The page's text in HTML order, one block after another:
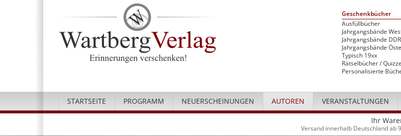
Geschenkbücher
Ausfüllbücher
Jahrgangsbände
Jahrgangsbände DDR
Jahrgangsbände
Typisch 19xx
Rätselbücher / Quizze
Personalisierte
STARTSEITE PROGRAMM NEUERSCHEINUNGEN AUTOREN VERANSTALTUNGEN
Ihr
Versand innerhalb Deutschland ab